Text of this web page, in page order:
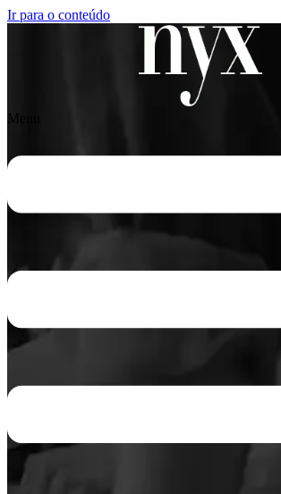
Ir para o conteúdo
Menu